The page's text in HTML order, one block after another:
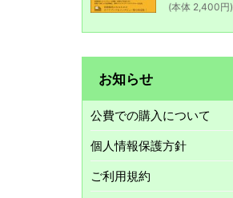
(本体 2,400円)
お知らせ
公費での購入について
個人情報保護方針
ご利用規約